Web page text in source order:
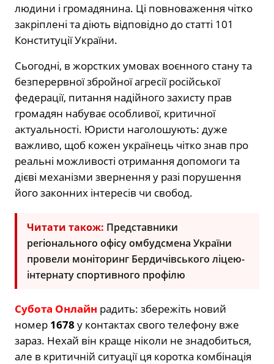
людини і громадянина. Ці повноваження чітко
закріплені та діють відповідно до статті 101
Конституції України.
Сьогодні, в жорстких умовах воєнного стану та
безперервної збройної агресії російської
федерації, питання надійного захисту прав
громадян набуває особливої, критичної
актуальності. Юристи наголошують: дуже
важливо, щоб кожен українець чітко знав про
реальні можливості отримання допомоги та
дієві механізми звернення у разі порушення
його законних інтересів чи свобод.
Читати також: Представники
регіонального офісу омбудсмена України
провели моніторинг Бердичівського ліцею-
інтернату спортивного профілю
Субота Онлайн радить: збережіть новий
номер 1678 у контактах свого телефону вже
зараз. Нехай він краще ніколи не знадобиться,
але в критичній ситуації ця коротка комбінація